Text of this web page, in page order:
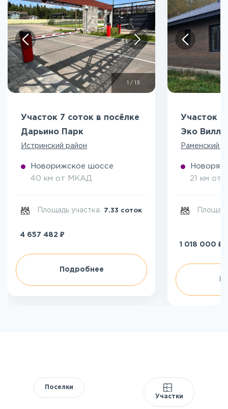
/ 13
Участок 7 соток в посёлке
Дарьино Парк
Истринский район
Новорижское шоссе
40 км от МКАД
Площадь участка: 7.33 соток
4 657 482 ₽
Подробнее
Участок 5
Эко
Раменский
21 км от
1 018 000 ₽
Поселки
Участки